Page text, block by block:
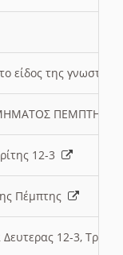
το είδος της
12-3
Πέμπτης
12-3,